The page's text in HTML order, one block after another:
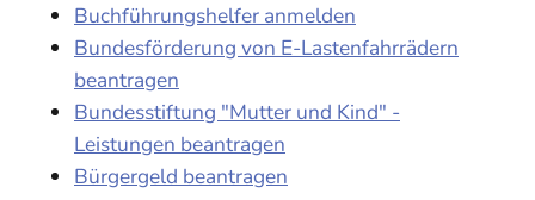
Buchführungshelfer anmelden
Bundesförderung von E-Lastenfahrrädern
beantragen
Bundesstiftung "Mutter und Kind" -
Leistungen beantragen
Bürgergeld beantragen